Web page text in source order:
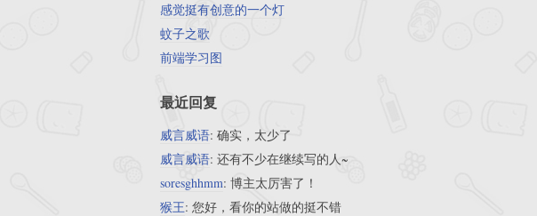
感觉挺有创意的一个灯
蚊子之歌
前端学习图
最近回复
威言威语: 确实，太少了
威言威语: 还有不少在继续写的人~
soresghhmm: 博主太厉害了！
猴王: 您好，看你的站做的挺不错